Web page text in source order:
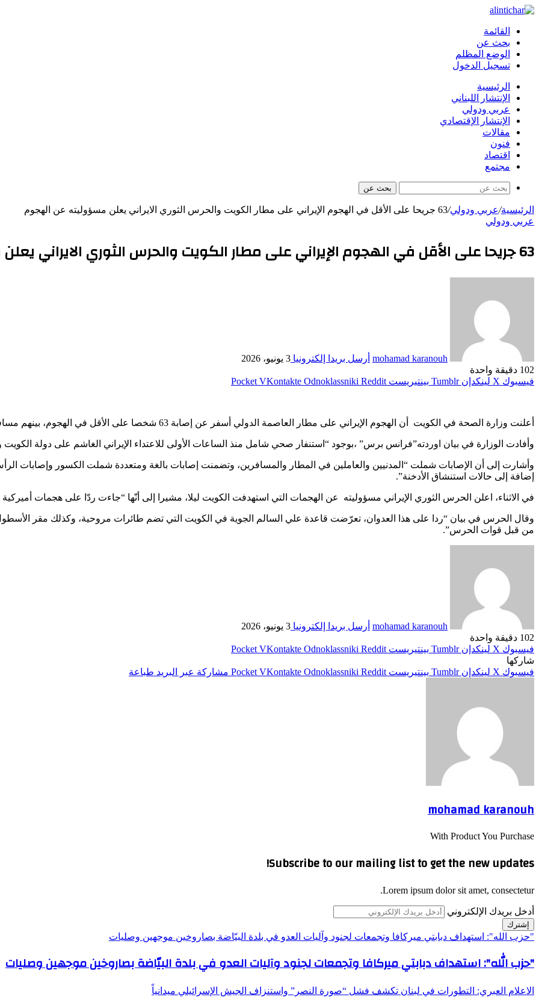
القائمة
بحث عن
الوضع المظلم
تسجيل الدخول
الرئيسية
الإنتشار اللبناني
عربي ودولي
الإنتشار الإقتصادي
مقالات
فنون
اقتصاد
مجتمع
بحث عن
الرئيسية/عربي ودولي/63 جريحا على الأقل في الهجوم الإيراني على مطار الكويت والحرس الثوري الايراني يعلن مسؤوليته عن الهجوم
عربي ودولي
63 جريحا على الأقل في الهجوم الإيراني على مطار الكويت والحرس الثوري الايراني يعلن مسؤوليته عن الهجوم
mohamad karanouh أرسل بريدا إلكترونيا 3 يونيو، 2026
102 دقيقة واحدة
فيسبوك ‫X لينكدإن بينتيريست Odnoklassniki
‫Pocket
أعلنت وزارة الصحة في الكويت أن الهجوم الإيراني على مطار العاصمة الدولي أسفر عن إصابة 63 شخصا على الأقل في الهجوم، بينهم مسافرون وعاملون في المطار.
وأفادت الوزارة في بيان اوردته”فرانس برس” ،بوجود “استنفار صحي شامل منذ الساعات الأولى للاعتداء الإيراني الغاشم على دولة الكويت واستقبال 63 حالة إصابة وإجراء 7 عمليات جراحية
وأشارت إلى أن الإصابات شملت “المدنيين والعاملين في المطار والمسافرين، وتضمنت إصابات بالغة ومتعددة شملت الكسور وإصابات
إضافة إلى حالات استنشاق الأدخنة”.
في الاثناء، اعلن الحرس الثوري الإيراني مسؤوليته عن الهجمات التي استهدفت الكويت ليلا، مشيرا إلى أنّها “جاءت ردّا على هجمات
وقال الحرس في بيان “ردا على هذا العدوان، تعرّضت قاعدة علي السالم الجوية في الكويت التي تضم طائرات مروحية، وكذلك مقر
من قبل قوات الحرس”.
mohamad karanouh أرسل بريدا إلكترونيا 3 يونيو، 2026
102 دقيقة واحدة
فيسبوك ‫X لينكدإن بينتيريست Odnoklassniki
‫Pocket
شاركها
فيسبوك ‫X لينكدإن بينتيريست Odnoklassniki
‫Pocket مشاركة عبر البريد طباعة
mohamad karanouh
With Product You Purchase
Subscribe to our mailing list to get the new updates!
Lorem ipsum dolor sit amet, consectetur.
أدخل بريدك الإلكتروني
"حزب الله": استهداف دبابتي ميركافا وتجمعات لجنود وآليات العدو في بلدة البيّاضة بصاروخين موجهين وصليات
"حزب الله": استهداف دبابتي ميركافا وتجمعات لجنود وآليات العدو في بلدة البيّاضة بصاروخين موجهين وصليات
الاعلام العبري: التطورات في لبنان تكشف فشل “صورة النصر” واستنزاف الجيش الإسرائيلي ميدانياً